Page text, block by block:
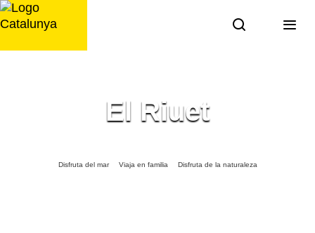
Saltar
al
El Riuet
Disfruta del mar Viaja en familia Disfruta de la naturaleza